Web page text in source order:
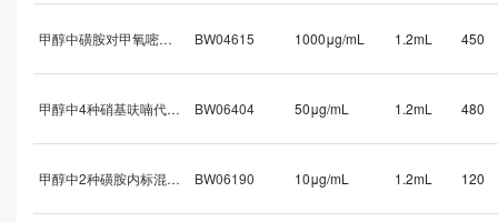
甲醇中磺胺对甲氧嘧啶溶液标准物质 BW04615 1000μg/mL 1.2mL 450
甲醇中4种硝基呋喃代谢物混标/GB/T 21311-2007 BW06404 50μg/mL 1.2mL 480
甲醇中2种磺胺内标混标/农业部1077号公告-1-2008 BW06190 10μg/mL 1.2mL 120